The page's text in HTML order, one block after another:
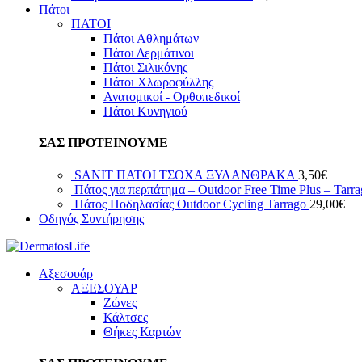
Πάτοι
ΠΑΤΟΙ
Πάτοι Αθλημάτων
Πάτοι Δερμάτινοι
Πάτοι Σιλικόνης
Πάτοι Χλωροφύλλης
Ανατομικοί - Ορθοπεδικοί
Πάτοι Κυνηγιού
ΣΑΣ ΠΡΟΤΕΙΝΟΥΜΕ
SANIT ΠΑΤΟΙ ΤΣΟΧΑ ΞΥΛΑΝΘΡΑΚΑ 3,50€
Πάτος για περπάτημα – Outdoor Free Time Plus –
Πάτος Ποδηλασίας Outdoor Cycling Tarrago 29,00€
Οδηγός Συντήρησης
Αξεσουάρ
ΑΞΕΣΟΥΑΡ
Ζώνες
Κάλτσες
Θήκες Καρτών